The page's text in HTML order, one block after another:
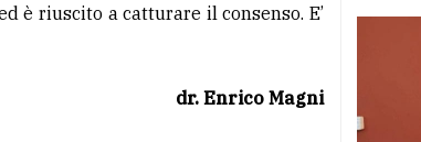
è riuscito a catturare il consenso. E’
dr. Enrico Magni